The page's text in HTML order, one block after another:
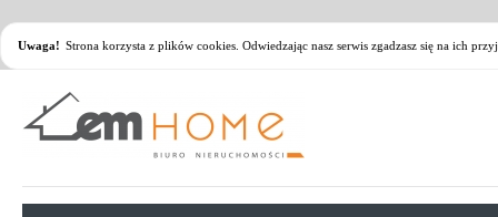
Uwaga! Strona korzysta z plików cookies. Odwiedzając nasz serwis zgadzasz się na ich